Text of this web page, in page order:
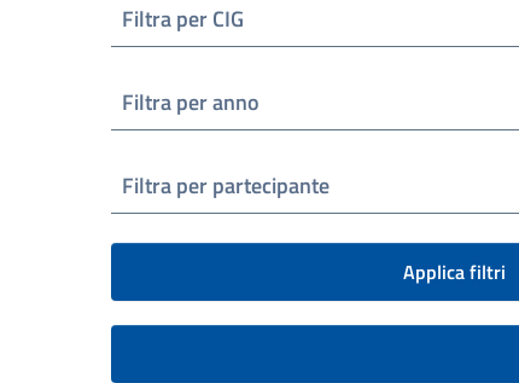
Filtra per CIG
Filtra per anno
Filtra per partecipante
Applica filtri